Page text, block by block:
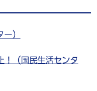
）
（国民生活センタ